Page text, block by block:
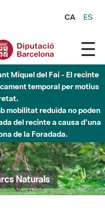
CA ES
Miquel del Fai - El recinte
temporal per motius
mobilitat reduïda no poden
del recinte a causa d'una
de la Foradada.
Naturals